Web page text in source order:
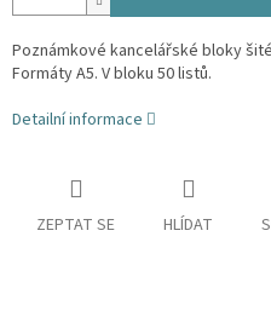
Poznámkové kancelářské bloky
Formáty A5. V bloku 50 listů.
Detailní informace
ZEPTAT SE HLÍDAT